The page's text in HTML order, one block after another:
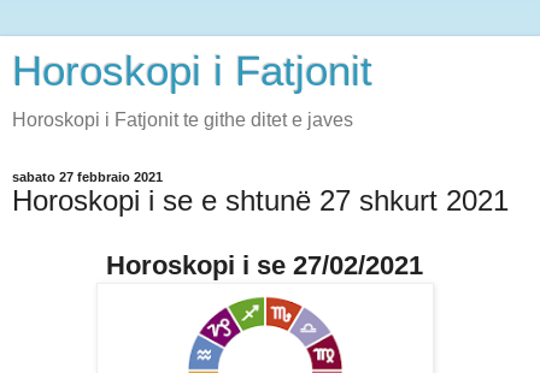
Horoskopi i Fatjonit
Horoskopi i Fatjonit te githe ditet e javes
sabato 27 febbraio 2021
Horoskopi i se e shtunë 27 shkurt 2021
Horoskopi i se 27/02/2021